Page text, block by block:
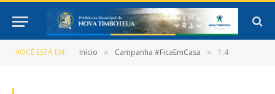
VOCÊ ESTÁ EM: Início » Campanha #FicaEmCasa » 1.4